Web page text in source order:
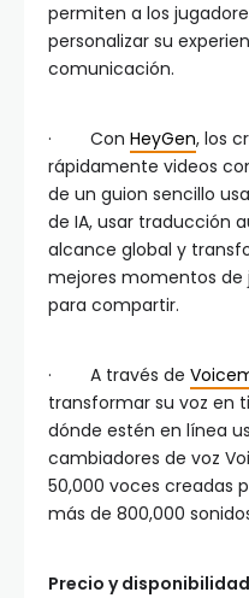
permiten a los
personalizar su
comunicación.
· Con HeyGen, los
rápidamente videos
de un guion sencillo
de IA, usar traducción
alcance global y
mejores momentos de
para compartir.
· A través de
transformar su voz en
dónde estén en línea
cambiadores de voz
50,000 voces creadas
más de 800,000
Precio y disponibilidad